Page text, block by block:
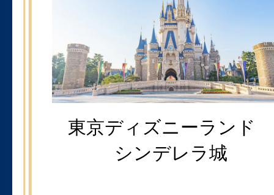
東京ディズニーランド
シンデレラ城